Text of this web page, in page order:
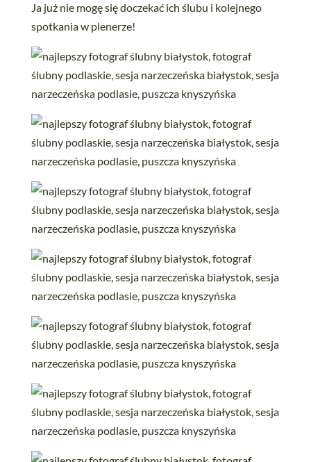
Ja już nie mogę się doczekać ich ślubu i kolejnego
spotkania w plenerze!